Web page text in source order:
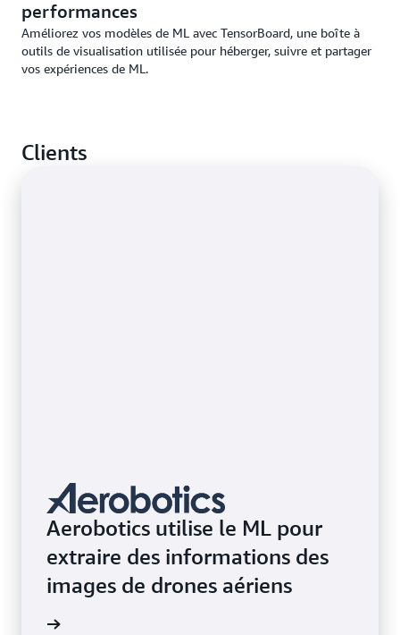
performances
Améliorez vos modèles de ML avec TensorBoard, une boîte à
outils de visualisation utilisée pour héberger, suivre et partager
vos expériences de ML.
Clients
Aerobotics utilise le ML pour
extraire des informations des
images de drones aériens